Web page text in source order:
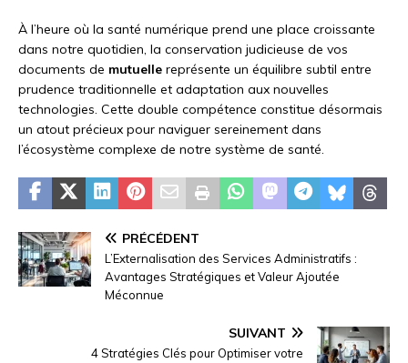
À l’heure où la santé numérique prend une place croissante
dans notre quotidien, la conservation judicieuse de vos
documents de mutuelle représente un équilibre subtil entre
prudence traditionnelle et adaptation aux nouvelles
technologies. Cette double compétence constitue désormais
un atout précieux pour naviguer sereinement dans
l’écosystème complexe de notre système de santé.
PRÉCÉDENT
L’Externalisation des Services Administratifs :
Avantages Stratégiques et Valeur Ajoutée
Méconnue
SUIVANT
4 Stratégies Clés pour Optimiser votre